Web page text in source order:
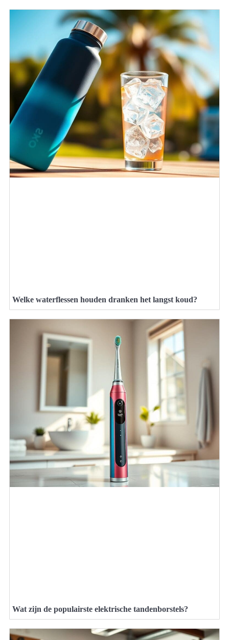
Welke waterflessen houden dranken het langst koud?
Wat zijn de populairste elektrische tandenborstels?